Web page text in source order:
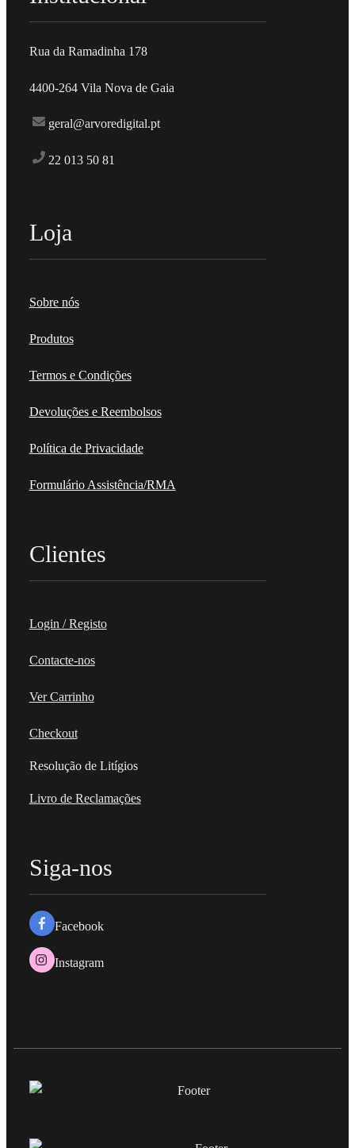
Rua da Ramadinha 178
4400-264 Vila Nova de Gaia
geral@arvoredigital.pt
22 013 50 81
Loja
Sobre nós
Produtos
Termos e Condições
Devoluções e Reembolsos
Política de Privacidade
Formulário Assistência/RMA
Clientes
Login / Registo
Contacte-nos
Ver Carrinho
Checkout
Resolução de Litígios
Livro de Reclamações
Siga-nos
Facebook
Instagram